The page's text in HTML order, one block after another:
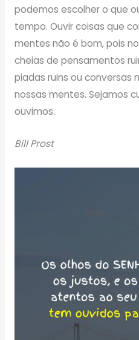
podemos escolher o que
tempo. Ouvir coisas que
mentes não é bom, pois
cheias de pensamentos
piadas ruins ou conversas
nossas mentes. Sejamos
ouvimos.
Bill Prost